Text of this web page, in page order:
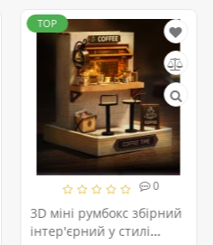
TOP
0
3D міні румбокс збірний
інтер'єрний у стилі